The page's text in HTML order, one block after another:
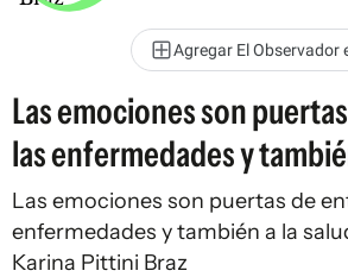
Agregar El Observador
Las emociones son
las enfermedades y
Las emociones son puertas de
enfermedades y también a la
Karina Pittini Braz